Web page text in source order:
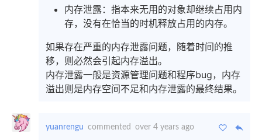
内存泄露：指本来无用的对象却继续占用内
存，没有在恰当的时机释放占用的内存。
如果存在严重的内存泄露问题，随着时间的推
移，则必然会引起内存溢出。
内存泄露一般是资源管理问题和程序bug，内存
溢出则是内存空间不足和内存泄露的最终结果。
yuanrengu commented over 4 years ago